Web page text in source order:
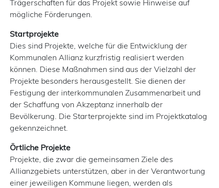
Trägerschaften für das Projekt sowie Hinweise auf
mögliche Förderungen.
Startprojekte
Dies sind Projekte, welche für die Entwicklung der
Kommunalen Allianz kurzfristig realisiert werden
können. Diese Maßnahmen sind aus der Vielzahl der
Projekte besonders herausgestellt. Sie dienen der
Festigung der interkommunalen Zusammenarbeit und
der Schaffung von Akzeptanz innerhalb der
Bevölkerung. Die Starterprojekte sind im Projektkatalog
gekennzeichnet.
Örtliche Projekte
Projekte, die zwar die gemeinsamen Ziele des
Allianzgebiets unterstützen, aber in der Verantwortung
einer jeweiligen Kommune liegen, werden als